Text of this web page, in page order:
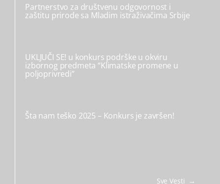
Partnerstvo za društvenu odgovornost i
zaštitu prirode sa Mladim istraživačima Srbije
UKLJUČI SE! u konkurs podrške u okviru
izbornog predmeta “Klimatske promene u
poljoprivredi”
Šta nam teško 2025 – Konkurs je završen!
Sve Vesti →